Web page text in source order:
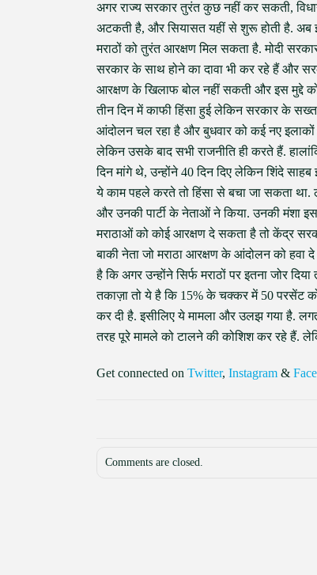
अगर राज्य सरकार तुरंत कुछ नहीं कर सकती,
अटकती है, और सियासत यहीं से शुरू होती है. अब
मराठों को तुरंत आरक्षण मिल सकता है. मोदी
सरकार के साथ होने का दावा भी कर रहे हैं और
आरक्षण के खिलाफ बोल नहीं सकती और इस मुद्दे को
तीन दिन में काफी हिंसा हुई लेकिन सरकार के
आंदोलन चल रहा है और बुधवार को कई नए इलाकों
लेकिन उसके बाद सभी राजनीति ही करते हैं.
दिन मांगे थे, उन्होंने 40 दिन दिए लेकिन शिंदे
ये काम पहले करते तो हिंसा से बचा जा सकता था.
और उनकी पार्टी के नेताओं ने किया. उनकी मंशा
मराठाओं को कोई आरक्षण दे सकता है तो केंद्र
बाकी नेता जो मराठा आरक्षण के आंदोलन को
है कि अगर उन्होंने सिर्फ मराठों पर इतना जोर
तकाज़ा तो ये है कि 15% के चक्कर में 50 परसेंट
कर दी है. इसीलिए ये मामला और उलझ गया है.
तरह पूरे मामले को टालने की कोशिश कर रहे हैं.
Get connected on Twitter, Instagram &
Comments are closed.